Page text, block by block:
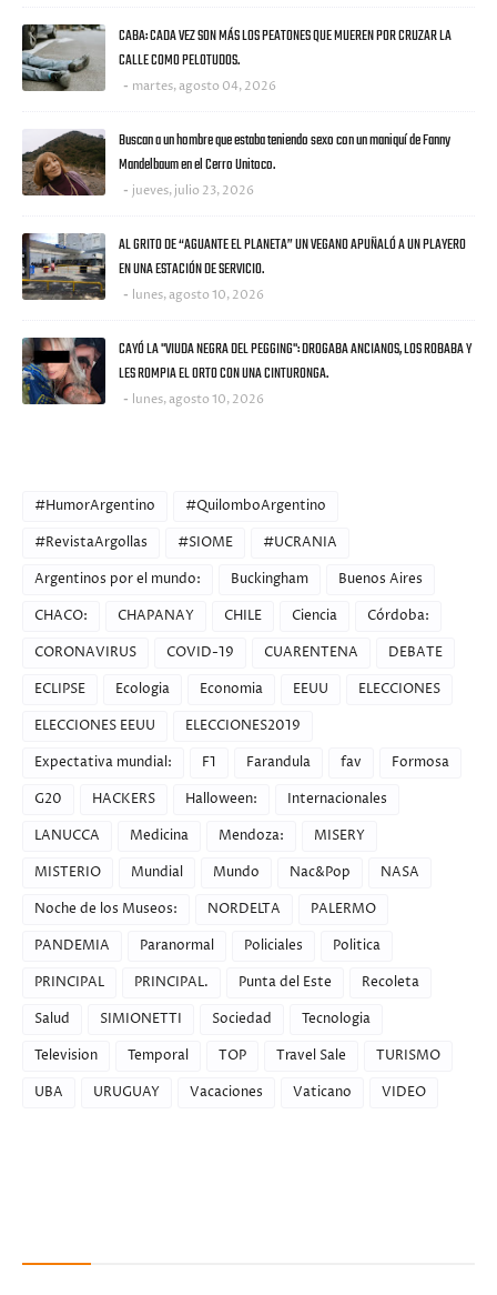
CABA: CADA VEZ SON MÁS LOS PEATONES QUE MUEREN POR CRUZAR LA
CALLE COMO PELOTUDOS.
martes, agosto 04, 2026
Buscan a un hombre que estaba teniendo sexo con un maniquí de Fanny
Mandelbaum en el Cerro Unitoco.
jueves, julio 23, 2026
AL GRITO DE “AGUANTE EL PLANETA” UN VEGANO APUÑALÓ A UN PLAYERO
EN UNA ESTACIÓN DE SERVICIO.
lunes, agosto 10, 2026
CAYÓ LA "VIUDA NEGRA DEL PEGGING": DROGABA ANCIANOS, LOS ROBABA Y
LES ROMPIA EL ORTO CON UNA CINTURONGA.
lunes, agosto 10, 2026
#HumorArgentino
#QuilomboArgentino
#RevistaArgollas
#SIOME
#UCRANIA
Argentinos por el mundo:
Buckingham
Buenos Aires
CHACO:
CHAPANAY CHILE Ciencia
Córdoba:
CORONAVIRUS
COVID-19 CUARENTENA
DEBATE
ECLIPSE
Ecologia Economia EEUU
ELECCIONES
ELECCIONES EEUU
ELECCIONES2019
Expectativa mundial:
F1 Farandula fav
Formosa
G20
HACKERS Halloween:
Internacionales
LANUCCA
Medicina Mendoza:
MISERY
MISTERIO
Mundial Mundo Nac&Pop
NASA
Noche de los Museos:
NORDELTA
PALERMO
PANDEMIA
Paranormal Policiales
Politica
PRINCIPAL
PRINCIPAL. Punta del Este
Recoleta
Salud
SIMIONETTI Sociedad
Tecnologia
Television
Temporal TOP Travel Sale
TURISMO
UBA
URUGUAY Vacaciones Vaticano VIDEO